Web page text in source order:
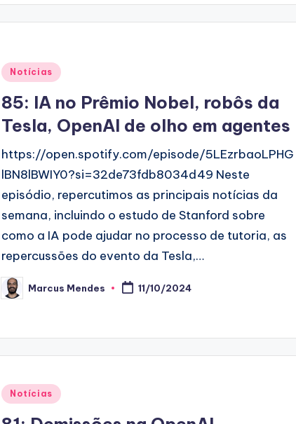
Posted
Notícias
85: IA no Prêmio Nobel, robôs da
Tesla, OpenAI de olho em agentes
https://open.spotify.com/episode/5LEzrbaoLPHG
lBN8lBWIY0?si=32de73fdb8034d49 Neste
episódio, repercutimos as principais notícias da
semana, incluindo o estudo de Stanford sobre
como a IA pode ajudar no processo de tutoria, as
repercussões do evento da Tesla,…
Posted
by
Marcus Mendes 11/10/2024
Posted
Notícias